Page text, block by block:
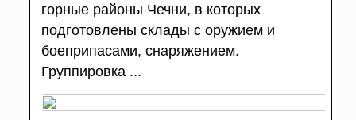
горные районы Чечни, в которых
подготовлены склады с оружием и
боеприпасами, снаряжением.
Группировка ...